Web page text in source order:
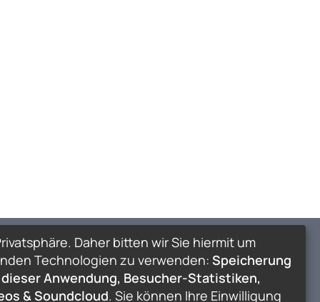
Daher bitten wir Sie hiermit um
Technologien zu verwenden: Speicherung
Anwendung, Besucher-Statistiken,
& Soundcloud. Sie können Ihre Einwilligung